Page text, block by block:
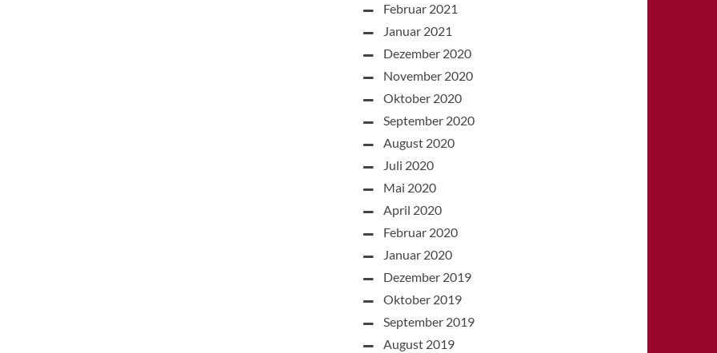
Februar 2021
Januar 2021
Dezember 2020
November 2020
Oktober 2020
September 2020
August 2020
Juli 2020
Mai 2020
April 2020
Februar 2020
Januar 2020
Dezember 2019
Oktober 2019
September 2019
August 2019